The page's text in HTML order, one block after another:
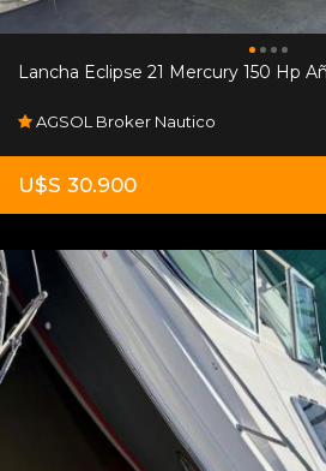
Lancha Eclipse 21 Mercury 150 Hp
AGSOL Broker Nautico
U$S 30.900